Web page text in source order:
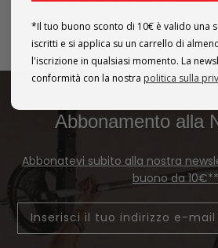
Abbonamento alla
Abbonatevi subito alla nostra
buono da 10€**
Email
*Il tuo buono sconto di 10€ è valido una
iscritti e si applica su un carrello di
l'iscrizione in qualsiasi momento. La
conformità con la nostra politica sulla